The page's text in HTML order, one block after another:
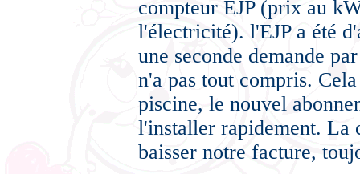
compteur EJP (prix au
l'électricité). l'EJP a été
une seconde demande
n'a pas tout compris.
piscine, le nouvel
l'installer rapidement. La
baisser notre facture,